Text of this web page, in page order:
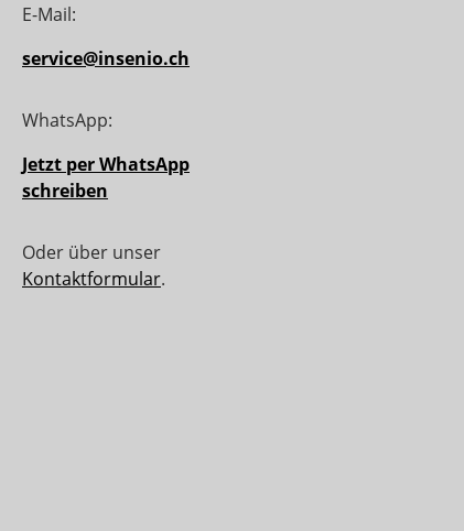
E-Mail:
service@insenio.ch
WhatsApp:
Jetzt per WhatsApp
schreiben
Oder über unser
Kontaktformular.